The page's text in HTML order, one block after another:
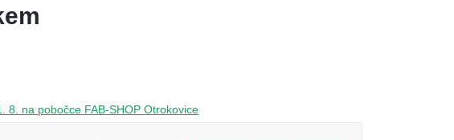
8. na pobočce FAB-SHOP Otrokovice